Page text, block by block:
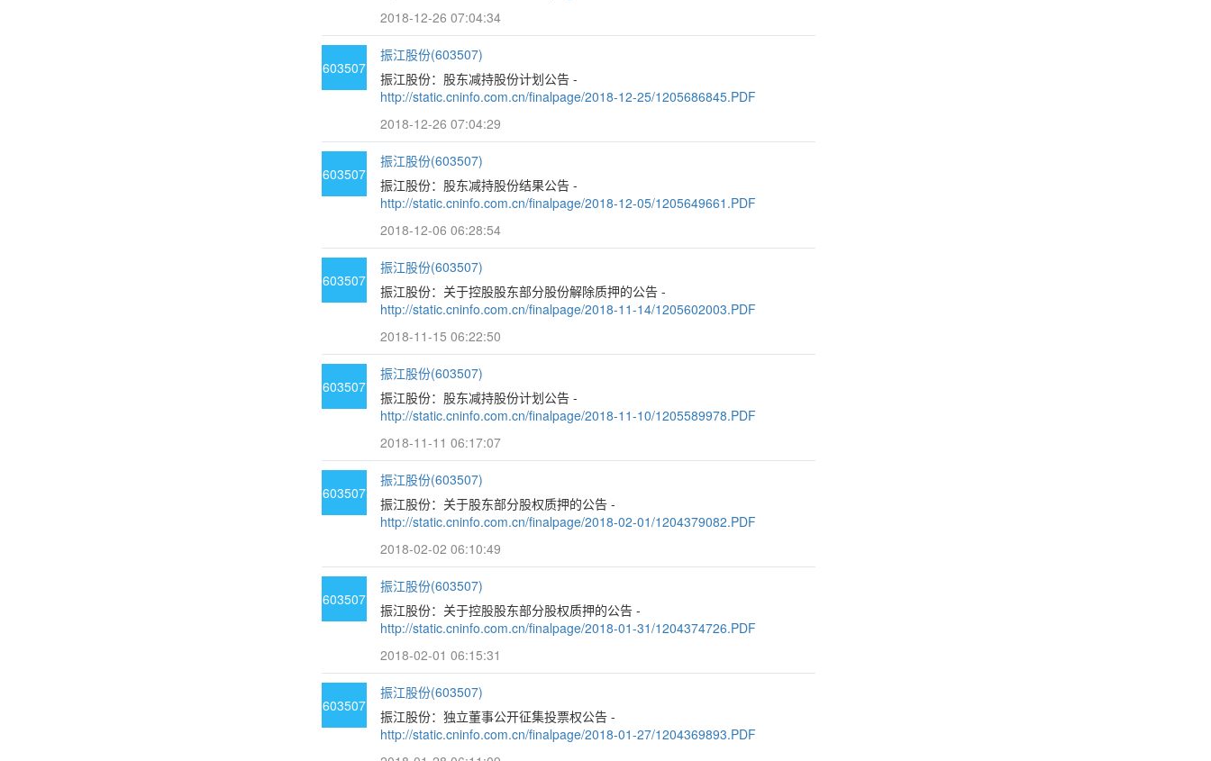
2018-12-26 07:04:34
603507
振江股份(603507)
振江股份：股东减持股份计划公告 -
http://static.cninfo.com.cn/finalpage/2018-12-25/1205686845.PDF
2018-12-26 07:04:29
603507
振江股份(603507)
振江股份：股东减持股份结果公告 -
http://static.cninfo.com.cn/finalpage/2018-12-05/1205649661.PDF
2018-12-06 06:28:54
603507
振江股份(603507)
振江股份：关于控股股东部分股份解除质押的公告 -
http://static.cninfo.com.cn/finalpage/2018-11-14/1205602003.PDF
2018-11-15 06:22:50
603507
振江股份(603507)
振江股份：股东减持股份计划公告 -
http://static.cninfo.com.cn/finalpage/2018-11-10/1205589978.PDF
2018-11-11 06:17:07
603507
振江股份(603507)
振江股份：关于股东部分股权质押的公告 -
http://static.cninfo.com.cn/finalpage/2018-02-01/1204379082.PDF
2018-02-02 06:10:49
603507
振江股份(603507)
振江股份：关于控股股东部分股权质押的公告 -
http://static.cninfo.com.cn/finalpage/2018-01-31/1204374726.PDF
2018-02-01 06:15:31
603507
振江股份(603507)
振江股份：独立董事公开征集投票权公告 -
http://static.cninfo.com.cn/finalpage/2018-01-27/1204369893.PDF